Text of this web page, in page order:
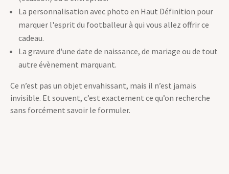
La personnalisation avec photo en Haut Définition pour
marquer l'esprit du footballeur à qui vous allez offrir ce
cadeau.
La gravure d'une date de naissance, de mariage ou de tout
autre évènement marquant.
Ce n’est pas un objet envahissant, mais il n’est jamais
invisible. Et souvent, c’est exactement ce qu’on recherche
sans forcément savoir le formuler.